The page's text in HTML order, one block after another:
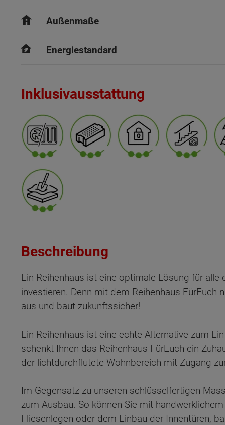
Außenmaße
Energiestandard
Inklusivausstattung
Beschreibung
Ein Reihenhaus ist eine optimale Lösung für
investieren. Denn mit dem Reihenhaus
aus und baut zukunftssicher!
Ein Reihenhaus ist eine echte Alternative zum
schenkt Ihnen das Reihenhaus FürEuch ein
der lichtdurchflutete Wohnbereich mit Zugang
Im Gegensatz zu unseren schlüsselfertigen
zum Ausbau. So können Sie mit
Fliesenlegen oder dem Einbau der Innentüren,